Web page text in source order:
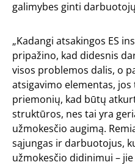
galimybes ginti
„Kadangi atsakingos ES
pripažino, kad didesnis
visos problemos dalis, o
atsigavimo elementas,
priemonių, kad būtų
struktūros, nes tai yra
užmokesčio augimą.
sąjungas ir darbuotojus,
užmokesčio didinimui –